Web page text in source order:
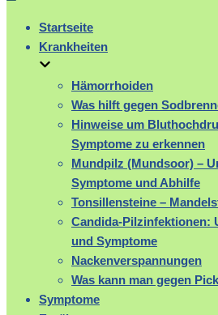
Startseite
Krankheiten
Hämorrhoiden
Was hilft gegen
Hinweise um
Symptome zu erkennen
Mundpilz (Mundsoor) –
Symptome und Abhilfe
Tonsillensteine –
Candida-Pilzinfektionen:
und Symptome
Nackenverspannungen
Was kann man gegen
Symptome